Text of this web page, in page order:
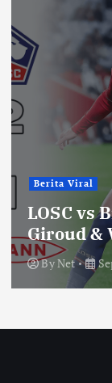
Berita Viral
LOSC vs
Giroud &
ByNet